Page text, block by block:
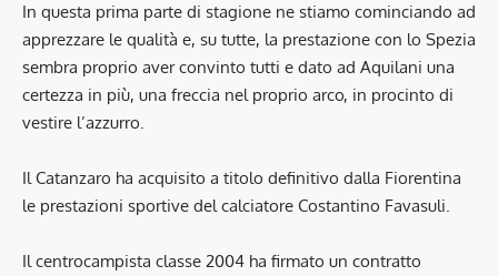
In questa prima parte di stagione ne stiamo cominciando ad
apprezzare le qualità e, su tutte, la prestazione con lo Spezia
sembra proprio aver convinto tutti e dato ad Aquilani una
certezza in più, una freccia nel proprio arco, in procinto di
vestire l’azzurro.
Il Catanzaro ha acquisito a titolo definitivo dalla Fiorentina
le prestazioni sportive del calciatore Costantino Favasuli.
Il centrocampista classe 2004 ha firmato un contratto